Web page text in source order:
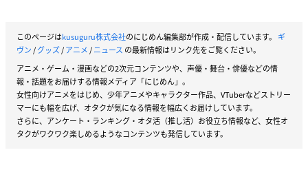
このページはkusuguru株式会社のにじめん編集部が作成・配信しています。 ギ
ヴン/グッズ/アニメ/ニュース の最新情報はリンク先をご覧ください。
アニメ・ゲーム・漫画などの2次元コンテンツや、声優・舞台・俳優などの情
報・話題をお届けする情報メディア「にじめん」。
女性向けアニメをはじめ、少年アニメやキャラクター作品、VTuberなどストリー
マーにも幅を広げ、オタクが気になる情報を幅広くお届けしています。
さらに、アンケート・ランキング・オタ活（推し活）お役立ち情報など、女性オ
タクがワクワク楽しめるようなコンテンツも発信しています。